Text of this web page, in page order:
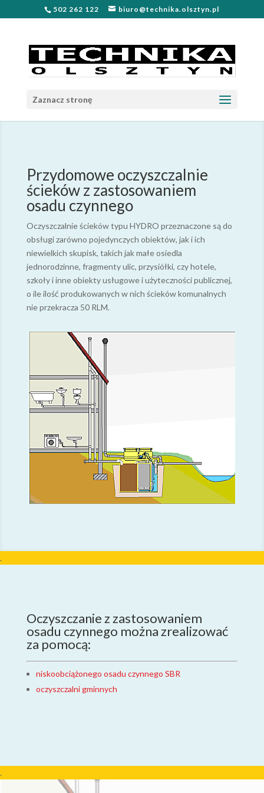
502 262 122 biuro@technika.olsztyn.pl
Zaznacz stronę
Przydomowe oczyszczalnie
ścieków z zastosowaniem
osadu czynnego
Oczyszczalnie ścieków typu HYDRO przeznaczone są do
obsługi zarówno pojedynczych obiektów, jak i ich
niewielkich skupisk, takich jak małe osiedla
jednorodzinne, fragmenty ulic, przysiółki, czy hotele,
szkoły i inne obiekty usługowe i użyteczności publicznej,
o ile ilość produkowanych w nich ścieków komunalnych
nie przekracza 50 RLM.
.
Oczyszczanie z zastosowaniem
osadu czynnego można zrealizować
za pomocą:
niskoobciążonego osadu czynnego SBR
oczyszczalni gminnych
.